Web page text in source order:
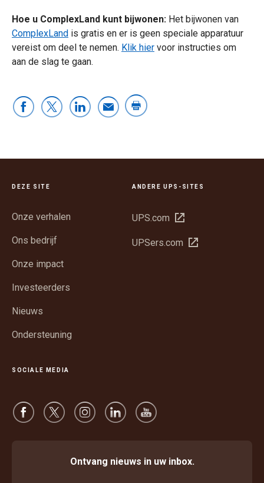
Hoe u ComplexLand kunt bijwonen: Het bijwonen van
ComplexLand is gratis en er is geen speciale apparatuur
vereist om deel te nemen. Klik hier voor instructies om
aan de slag te gaan.
DEZE SITE
Onze verhalen
Ons bedrijf
Onze impact
Investeerders
Nieuws
Ondersteuning
ANDERE UPS-SITES
UPS.com Opent
een
UPSers.com Opent
SOCIALE MEDIA
Ontvang nieuws in uw inbox.